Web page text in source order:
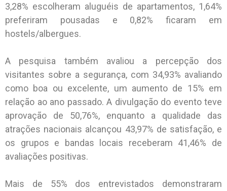
3,28% escolheram aluguéis de apartamentos, 1,64%
preferiram pousadas e 0,82% ficaram em
hostels/albergues.
A pesquisa também avaliou a percepção dos
visitantes sobre a segurança, com 34,93% avaliando
como boa ou excelente, um aumento de 15% em
relação ao ano passado. A divulgação do evento teve
aprovação de 50,76%, enquanto a qualidade das
atrações nacionais alcançou 43,97% de satisfação, e
os grupos e bandas locais receberam 41,46% de
avaliações positivas.
Mais de 55% dos entrevistados demonstraram